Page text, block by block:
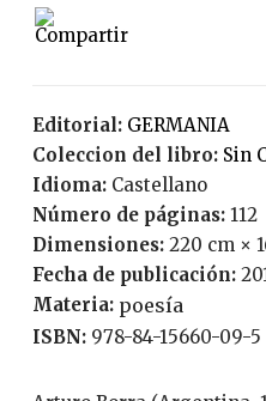
Editorial:
GERMANIA
Coleccion del libro:
Sin
Idioma:
Castellano
Número de páginas: 112
Dimensiones: 220 cm ×
Fecha de publicación:
Materia: poesía
ISBN: 978-84-15660-09-5